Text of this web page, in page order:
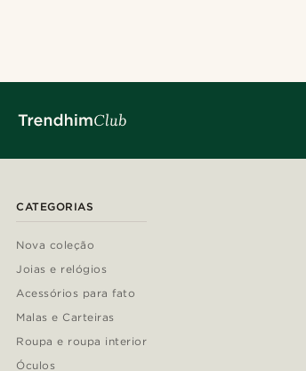
CATEGORIAS
Nova coleção
Joias e relógios
Acessórios para fato
Malas e Carteiras
Roupa e roupa interior
Óculos